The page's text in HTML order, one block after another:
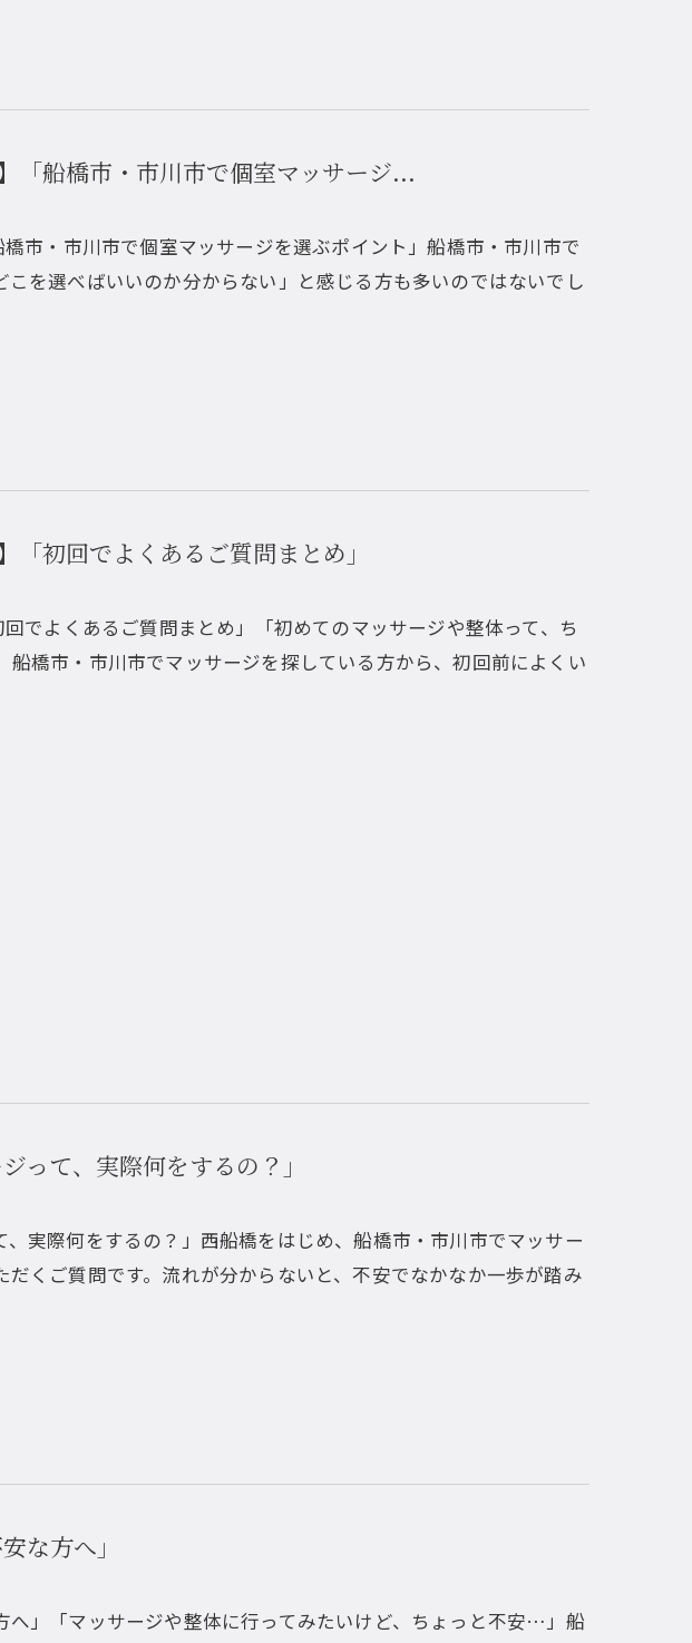
「船橋市・市川市で個室マッサージ...
橋市・市川市で個室マッサージを選ぶポイント」船橋市・市川市で
を選べばいいのか分からない」と感じる方も多いのではないでし
「初回でよくあるご質問まとめ」
でよくあるご質問まとめ」「初めてのマッサージや整体って、ち
橋市・市川市でマッサージを探している方から、初回前によくい
って、実際何をするの？」
、実際何をするの？」西船橋をはじめ、船橋市・市川市でマッサー
くご質問です。流れが分からないと、不安でなかなか一歩が踏み
な方へ」
へ」「マッサージや整体に行ってみたいけど、ちょっと不安…」船